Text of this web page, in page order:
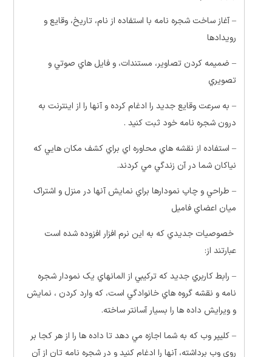
– آغاز ساخت شجره نامه با استفاده از نام، تاريخ، وقايع و
رويدادها
– ضميمه کردن تصاوير، مستندات، و فايل هاي صوتي و
تصويري
– به سرعت وقايع جديد را ادغام کرده و آنها را از اينترنت به
درون شجره نامه خود ثبت کنيد .
– استفاده از نقشه هاي محاوره اي براي کشف مکان هايي که
نياکان شما در آن زندگي مي کردند.
– طراحي و چاپ نمودارها براي نمايش آنها در منزل و اشتراک
ميان اعضاي فاميل
خصوصيات جديدي که به اين نرم افزار افزوده شده است
عبارتند از:
– رابط کاربري جديد که ترکيبي از المانهاي يک نمودار شجره
نامه و نقشه گروه هاي خانوادگي است، که وارد کردن ، نمايش
و ويرايش داده ها را بسيار آسانتر ساخته.
– کليپر وب که به شما اجازه مي دهد تا داده ها را از هر کجا بر
روي وب برداشته، آنها را ادغام کنيد و در شجره نامه تان از آن